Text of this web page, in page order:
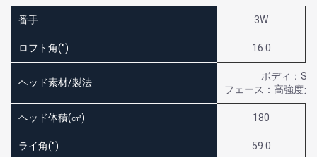
番手 3W
ロフト角(°) 16.0
ヘッド素材/製法
ボディ：
フェース：高強度
ヘッド体積(㎤) 180
ライ角(°) 59.0